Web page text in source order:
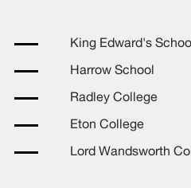
King Edward's
Harrow School
Radley College
Eton College
Lord Wandsworth